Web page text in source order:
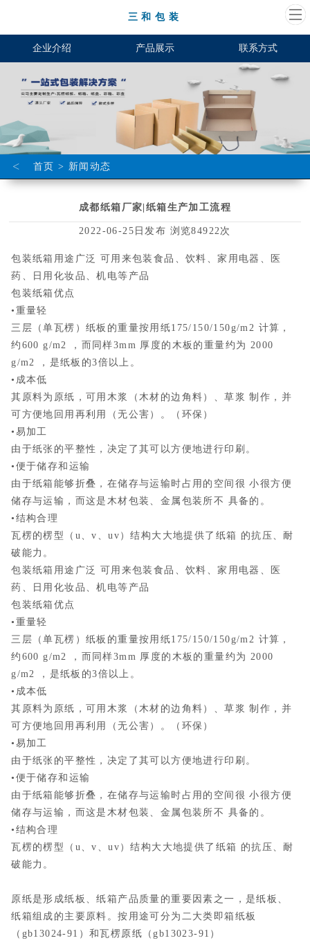
三和包装
企业介绍 产品展示 联系方式
< 首页 > 新闻动态
成都纸箱厂家|纸箱生产加工流程
2022-06-25日发布 浏览84922次
包装纸箱用途广泛 可用来包装食品、饮料、家用电器、医
药、日用化妆品、机电等产品
包装纸箱优点
•重量轻
三层（单瓦楞）纸板的重量按用纸175/150/150g/m2 计算，
约600 g/m2 ，而同样3mm 厚度的木板的重量约为 2000
g/m2 ，是纸板的3倍以上。
•成本低
其原料为原纸，可用木浆（木材的边角料）、草浆 制作，并
可方便地回用再利用（无公害）。（环保）
•易加工
由于纸张的平整性，决定了其可以方便地进行印刷。
•便于储存和运输
由于纸箱能够折叠，在储存与运输时占用的空间很 小很方便
储存与运输，而这是木材包装、金属包装所不 具备的。
•结构合理
瓦楞的楞型（u、v、uv）结构大大地提供了纸箱 的抗压、耐
破能力。
包装纸箱用途广泛 可用来包装食品、饮料、家用电器、医
药、日用化妆品、机电等产品
包装纸箱优点
•重量轻
三层（单瓦楞）纸板的重量按用纸175/150/150g/m2 计算，
约600 g/m2 ，而同样3mm 厚度的木板的重量约为 2000
g/m2 ，是纸板的3倍以上。
•成本低
其原料为原纸，可用木浆（木材的边角料）、草浆 制作，并
可方便地回用再利用（无公害）。（环保）
•易加工
由于纸张的平整性，决定了其可以方便地进行印刷。
•便于储存和运输
由于纸箱能够折叠，在储存与运输时占用的空间很 小很方便
储存与运输，而这是木材包装、金属包装所不 具备的。
•结构合理
瓦楞的楞型（u、v、uv）结构大大地提供了纸箱 的抗压、耐
破能力。
原纸是形成纸板、纸箱产品质量的重要因素之一，是纸板、
纸箱组成的主要原料。按用途可分为二大类即箱纸板
（gb13024-91）和瓦楞原纸（gb13023-91）